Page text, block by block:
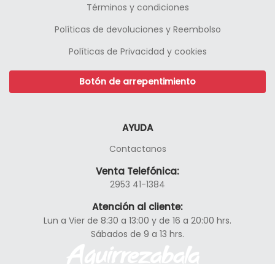
Términos y condiciones
Políticas de devoluciones y Reembolso
Políticas de Privacidad y cookies
Botón de arrepentimiento
AYUDA
Contactanos
Venta Telefónica:
2953 41-1384
Atención al cliente:
Lun a Vier de 8:30 a 13:00 y de 16 a 20:00 hrs.
Sábados de 9 a 13 hrs.